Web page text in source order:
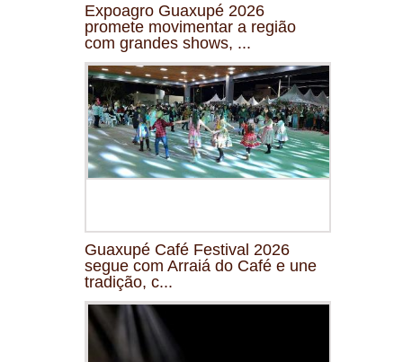
Expoagro Guaxupé 2026
promete movimentar a região
com grandes shows, ...
Guaxupé Café Festival 2026
segue com Arraiá do Café e une
tradição, c...